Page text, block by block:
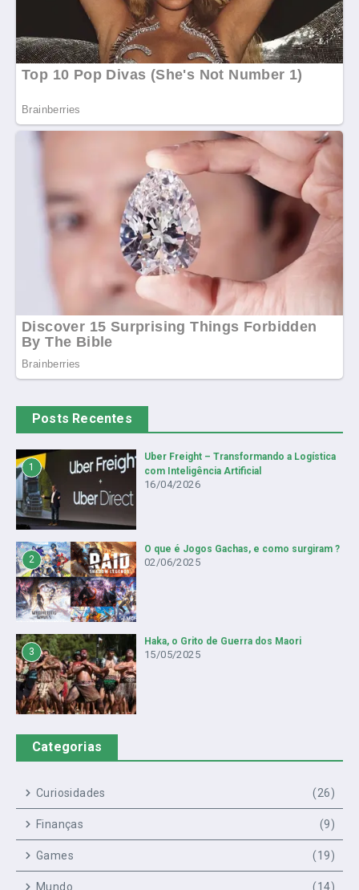
Posts Recentes
1
Uber Freight – Transformando a Logística
com Inteligência Artificial
16/04/2026
2
O que é Jogos Gachas, e como surgiram ?
02/06/2025
3
Haka, o Grito de Guerra dos Maori
15/05/2025
Categorias
Curiosidades (26)
Finanças (9)
Games (19)
Mundo (14)